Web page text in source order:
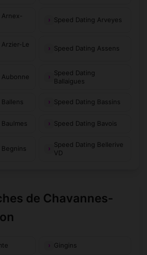
Speed Dating Arveyes
Le
Speed Dating Assens
Aubonne
Speed Dating
Ballaigues
Speed Dating Bassins
Speed Dating Bavois
Speed Dating Bellerive
VD
de Chavannes-
Gingins